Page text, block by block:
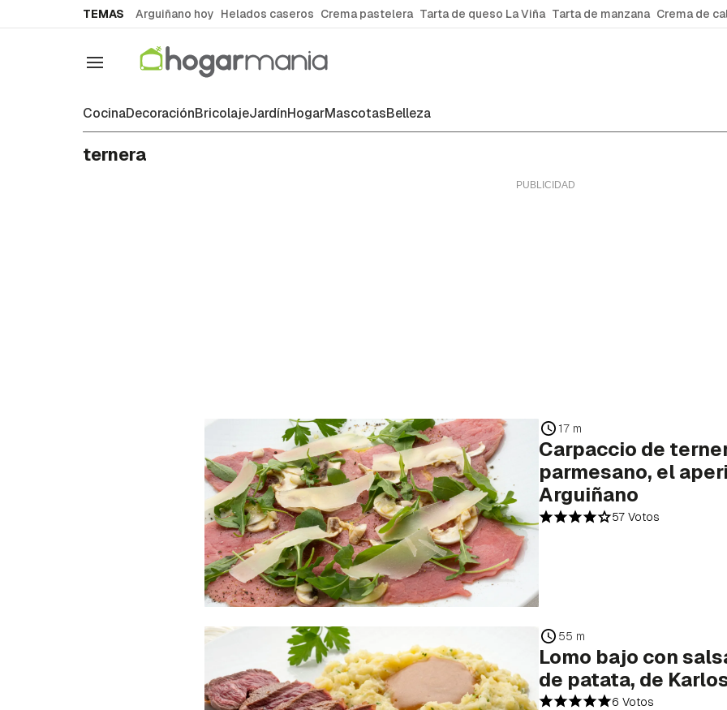
TEMAS Arguiñano hoy Helados caseros Crema pastelera Tarta de queso La Viña Tarta de manzana Crema de
Navegación
CocinaDecoraciónBricolajeJardínHogarMascotasBelleza
ternera
17 m
Carpaccio de
parmesano, el
Arguiñano
57 Votos
55 m
Lomo bajo con
de patata, de
6 Votos